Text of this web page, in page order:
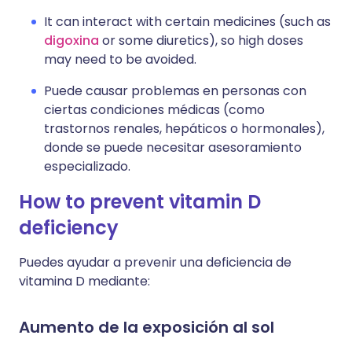
It can interact with certain medicines (such as
digoxina or some diuretics), so high doses
may need to be avoided.
Puede causar problemas en personas con
ciertas condiciones médicas (como
trastornos renales, hepáticos o hormonales),
donde se puede necesitar asesoramiento
especializado.
How to prevent vitamin D
deficiency
Puedes ayudar a prevenir una deficiencia de
vitamina D mediante:
Aumento de la exposición al sol